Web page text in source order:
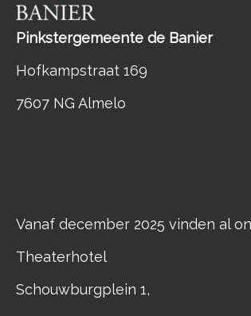
Pinkstergemeente de Banier
Hofkampstraat 169
7607 NG Almelo
Vanaf december 2025 vinden al
Theaterhotel
Schouwburgplein 1,